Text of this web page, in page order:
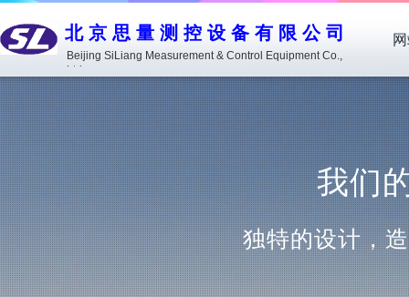
北京思量测控设备有限公司
Beijing SiLiang Measurement & Control Equipment Co.,
Ltd.
我们
独特的设计，